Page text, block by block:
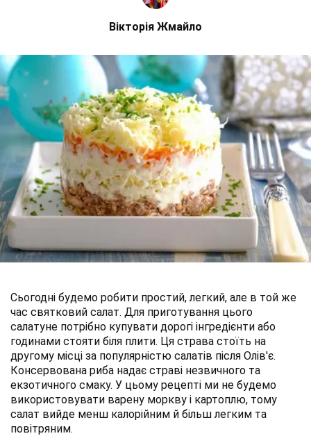
Вікторія Жмайло
Сьогодні будемо робити простий, легкий, але в той же
час святковий салат. Для приготування цього
салатуне потрібно купувати дорогі інгредієнти або
годинами стояти біля плити. Ця страва стоїть на
другому місці за популярністю салатів після Олів'є.
Консервована риба надає страві незвичного та
екзотичного смаку. У цьому рецепті ми не будемо
використовувати варену моркву і картоплю, тому
салат вийде менш калорійним й більш легким та
повітряним.